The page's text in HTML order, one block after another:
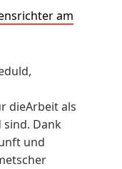
am
dieArbeit als
Dank
und